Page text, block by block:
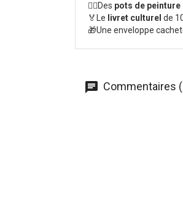
🤸‍♂️Des pots de
🏅Le livret culturel de
🎁Une enveloppe
Commentaires